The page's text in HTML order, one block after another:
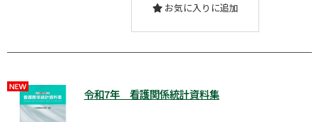
お気に入りに追加
令和7年 看護関係統計資料集